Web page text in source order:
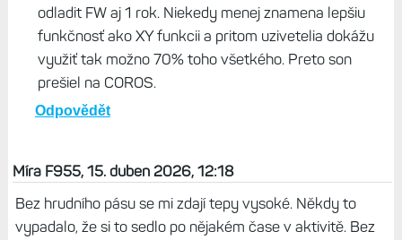
odladit FW aj 1 rok. Niekedy menej znamena lepšiu
funkčnosť ako XY funkcii a pritom uzivetelia dokážu
využiť tak možno 70% toho všetkého. Preto son
prešiel na COROS.
Odpovědět
Míra F955, 15. duben 2026, 12:18
Bez hrudního pásu se mi zdají tepy vysoké. Někdy to
vypadalo, že si to sedlo po nějakém čase v aktivitě. Bez